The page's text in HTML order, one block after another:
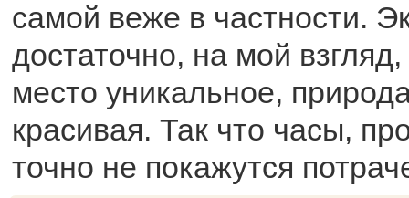
самой веже в частности.
достаточно, на мой
место уникальное,
красивая. Так что часы,
точно не покажутся